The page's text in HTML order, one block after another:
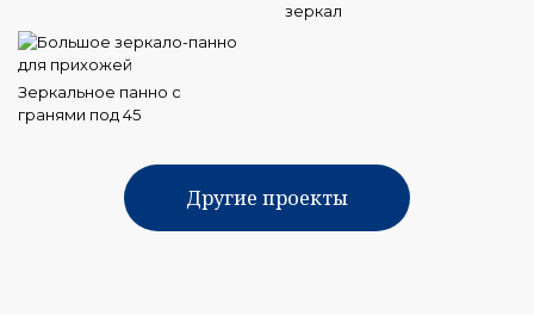
зеркал
Зеркальное панно с
гранями под 45
Другие проекты